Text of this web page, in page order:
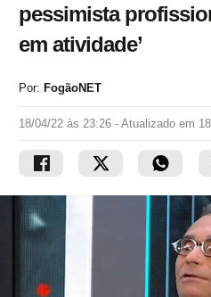
pessimista
em atividade’
Por: FogãoNET
18/04/22 às 23:26 - Atualizado em